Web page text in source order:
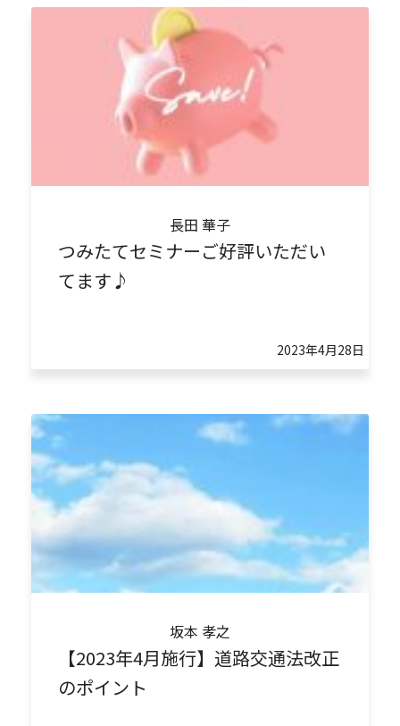
長田 華子
つみたてセミナーご好評いただい
てます♪
2023年4月28日
坂本 孝之
【2023年4月施行】道路交通法改正
のポイント